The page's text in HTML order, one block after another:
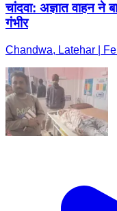
चांदवा: अज्ञात वाहन ने
गंभीर
Chandwa, Latehar |